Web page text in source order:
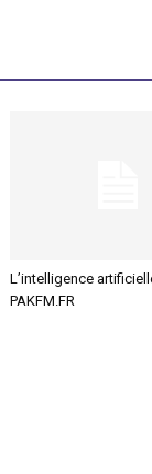
L’intelligence
PAKFM.FR